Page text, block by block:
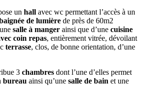
un hall avec wc permettant l’accès à un
de lumière de près de 60m2
salle à manger ainsi que d’une cuisine
coin repas, entièrement vitrée, dévoilant
terrasse, clos, de bonne orientation, d’une
3 chambres dont l’une d’elles permet
bureau ainsi qu’une salle de bain et une